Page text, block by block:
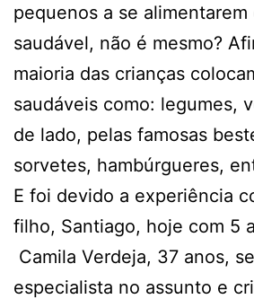
pequenos a se alimentarem
saudável, não é mesmo?
maioria das crianças
saudáveis como: legumes,
de lado, pelas famosas
sorvetes, hambúrgueres,
E foi devido a experiência
filho, Santiago, hoje com 5
Camila Verdeja, 37 anos,
especialista no assunto e